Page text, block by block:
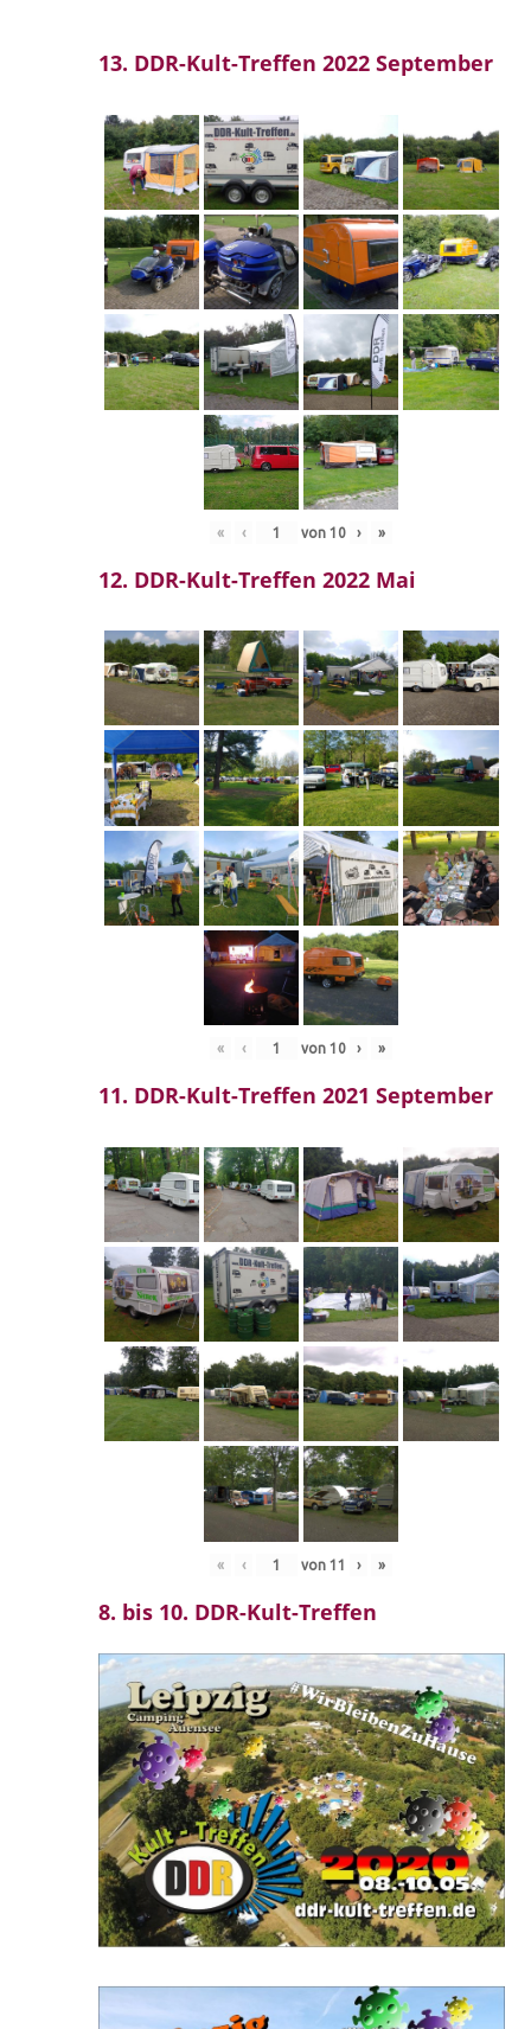
13. DDR-Kult-Treffen 2022 September
« ‹ von 10 › »
12. DDR-Kult-Treffen 2022 Mai
« ‹ von 10 › »
11. DDR-Kult-Treffen 2021 September
« ‹ von 11 › »
8. bis 10. DDR-Kult-Treffen